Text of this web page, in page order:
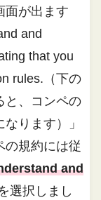
面が出ます
and
that you
rules.（下の
と、コンペの
ります）」
の規約には従
and
選択しまし